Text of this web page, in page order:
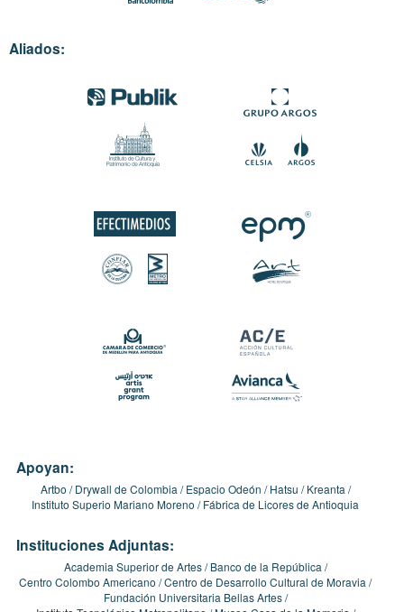
Aliados:
Apoyan:
Artbo Drywall de Colombia Espacio Odeón Hatsu
Kreanta
Instituto Superio Mariano Moreno
Fábrica de Licores de Antioquia
Instituciones Adjuntas:
Academia Superior de Artes
Banco de la República
Centro Colombo Americano Centro de Desarrollo Cultural de Moravia
Fundación Universitaria Bellas Artes